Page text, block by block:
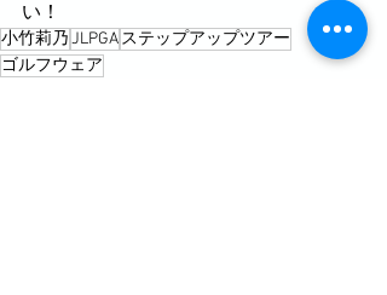
い！
小竹莉乃JLPGAステップアップツアー
ゴルフウェア